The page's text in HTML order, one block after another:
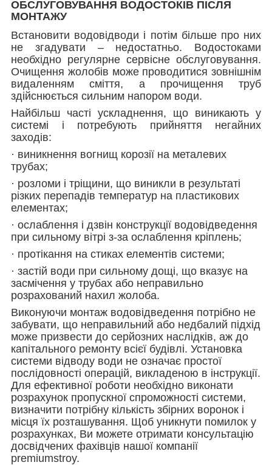
ОБСЛУГОВУВАННЯ ВОДОСТОКІВ ПІСЛЯ
МОНТАЖУ
Встановити водовідводи і потім більше про них
не згадувати – недостатньо. Водостоками
необхідно регулярне сервісне обслуговування.
Очищення жолобів може проводитися зовнішнім
видаленням сміття, а прочищення труб
здійснюється сильним напором води.
Найбільш часті ускладнення, що виникають у
системі і потребують прийняття негайних
заходів:
· виникнення вогнищ корозії на металевих
трубах;
· розломи і тріщини, що виникли в результаті
різких перепадів температур на пластикових
елементах;
· ослаблення і дзвін конструкції водовідведення
при сильному вітрі з-за ослаблення кріплень;
· протікання на стиках елементів системи;
· застій води при сильному дощі, що вказує на
засмічення у трубах або неправильно
розрахований нахил жолоба.
Виконуючи монтаж водовідведення потрібно не
забувати, що неправильний або недбалий підхід
може призвести до серйозних наслідків, аж до
капітального ремонту всієї будівлі. Установка
системи відводу води не означає простої
послідовності операцій, викладеною в інструкції.
Для ефективної роботи необхідно виконати
розрахунок пропускної спроможності системи,
визначити потрібну кількість збірних воронок і
місця їх розташування. Щоб уникнути помилок у
розрахунках, Ви можете отримати консультацію
досвідчених фахівців нашої компанії
premiumstroy.